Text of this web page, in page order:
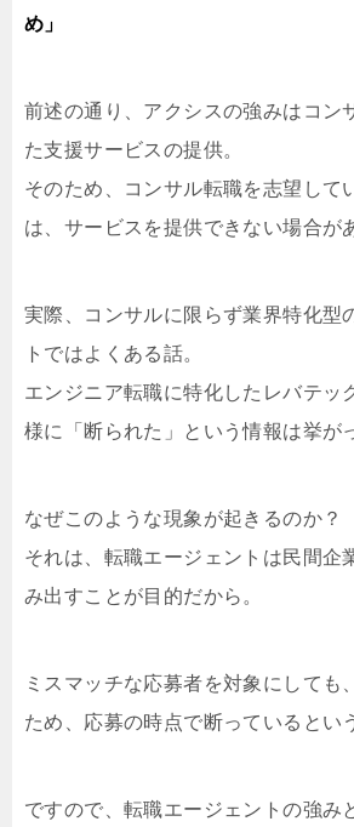
め」
前述の通り、アクシスの強みはコン
た支援サービスの提供。
そのため、コンサル転職を志望して
は、サービスを提供できない場合が
実際、コンサルに限らず業界特化型
トではよくある話。
エンジニア転職に特化したレバテッ
様に「断られた」という情報は挙が
なぜこのような現象が起きるのか？
それは、転職エージェントは民間企
み出すことが目的だから。
ミスマッチな応募者を対象にしても
ため、応募の時点で断っているとい
ですので、転職エージェントの強み